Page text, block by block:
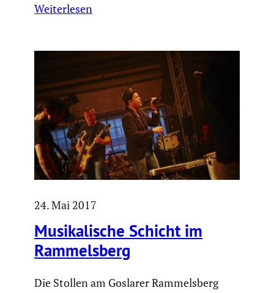
Weiterlesen
24. Mai 2017
Musika­li­sche Schicht im
Rammels­berg
Die Stollen am Goslarer Rammels­berg